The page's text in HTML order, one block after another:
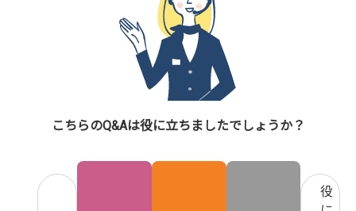
こちらのQ&Aは役に立ちましたでしょうか？
役